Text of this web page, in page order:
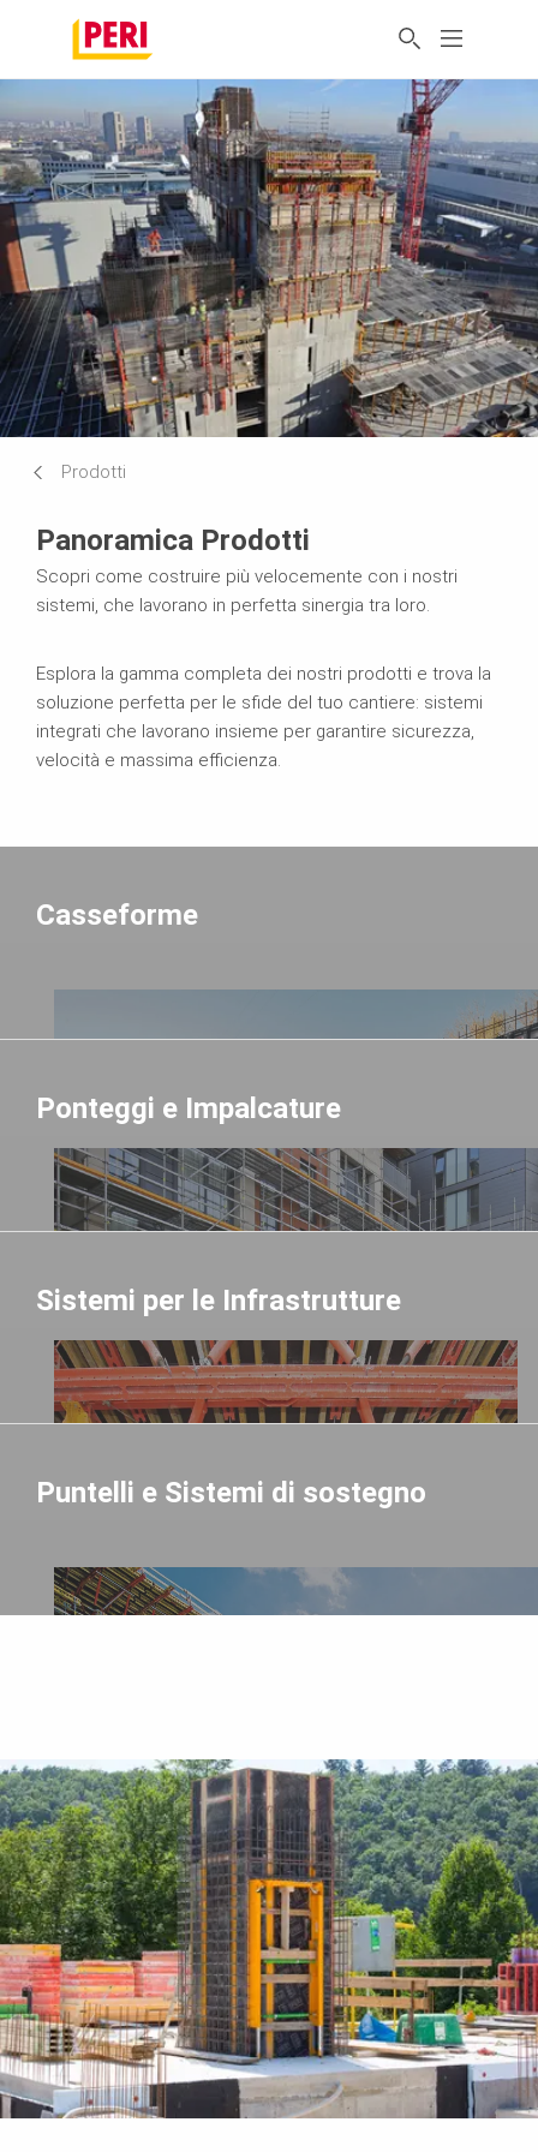
Prodotti
Panoramica Prodotti
Scopri come costruire più velocemente con i nostri
sistemi, che lavorano in perfetta sinergia tra loro.
Esplora la gamma completa dei nostri prodotti e trova la
soluzione perfetta per le sfide del tuo cantiere: sistemi
integrati che lavorano insieme per garantire sicurezza,
velocità e massima efficienza.
Casseforme
Ponteggi e Impalcature
Sistemi per le Infrastrutture
Puntelli e Sistemi di sostegno